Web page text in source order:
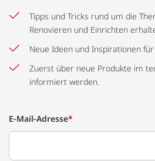
Tipps und Tricks rund um die
Renovieren und Einrichten
Neue Ideen und Inspirationen
Zuerst über neue Produkte im
informiert werden.
E-Mail-Adresse*